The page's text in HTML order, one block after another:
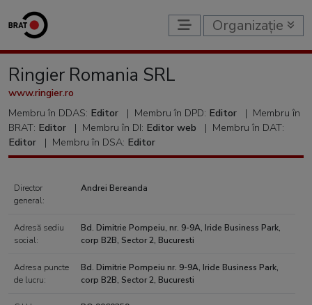
Organizație
Ringier Romania SRL
www.ringier.ro
Membru în DDAS: Editor | Membru în DPD: Editor | Membru în
BRAT: Editor | Membru în DI: Editor web | Membru în DAT:
Editor
| Membru în DSA: Editor
Director
general:
Andrei Bereanda
Adresă sediu
social:
Bd. Dimitrie Pompeiu, nr. 9-9A, Iride Business Park,
corp B2B, Sector 2, Bucuresti
Adresa puncte
de lucru:
Bd. Dimitrie Pompeiu nr. 9-9A, Iride Business Park,
corp B2B, Sector 2, Bucuresti